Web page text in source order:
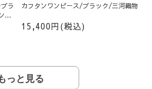
ラ
パ
カフタンワンピース/ブラック/三河織物
15,400円(税込)
っと見る